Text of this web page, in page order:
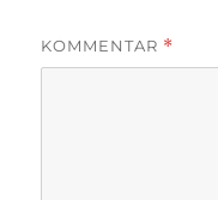
KOMMENTAR *